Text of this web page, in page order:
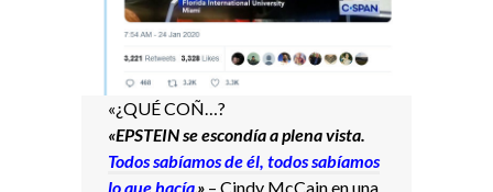
«¿QUÉ COÑ…?
«EPSTEIN se escondía a plena vista.
Todos sabíamos de él, todos sabíamos
lo que hacía.» – Cindy McCain en una